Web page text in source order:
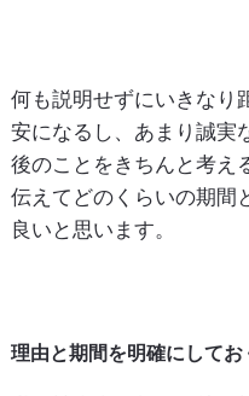
何も説明せずにいきなり
安になるし、あまり誠実
後のことをきちんと考え
伝えてどのくらいの期間
良いと思います。
理由と期間を明確にしてお